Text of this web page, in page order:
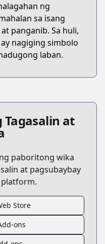
ng
sa isang
panganib. Sa huli,
nagiging simbolo
laban.
Tagasalin at
paboritong wika
at pagsubaybay
Store
ons